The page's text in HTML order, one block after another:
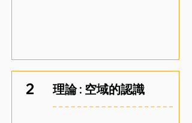
2 理論 : 空域的認識